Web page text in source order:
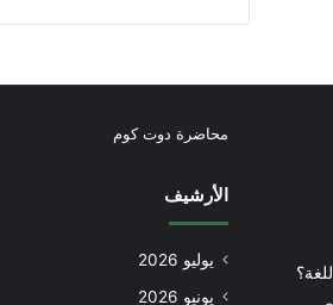
محاضرة دوت كوم
الأرشيف
يوليو 2026
يونيو 2026